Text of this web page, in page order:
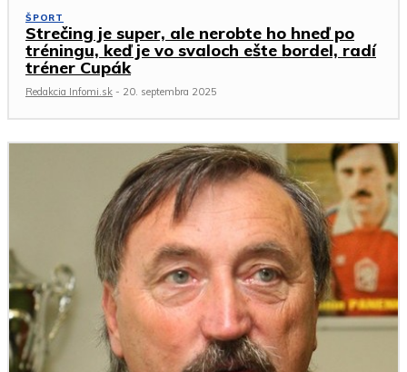
ŠPORT
Strečing je super, ale nerobte ho hneď po
tréningu, keď je vo svaloch ešte bordel, radí
tréner Cupák
Redakcia Infomi.sk - 20. septembra 2025